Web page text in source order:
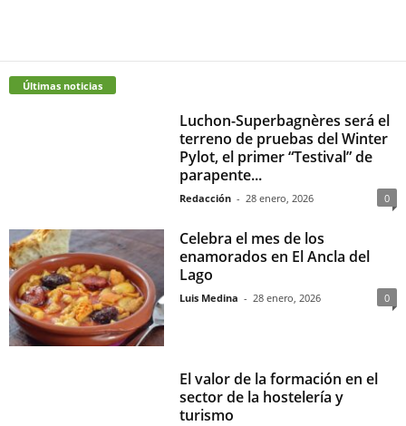
Últimas noticias
Luchon-Superbagnères será el
terreno de pruebas del Winter
Pylot, el primer “Testival” de
parapente...
Redacción - 28 enero, 2026 0
Celebra el mes de los
enamorados en El Ancla del
Lago
Luis Medina - 28 enero, 2026 0
El valor de la formación en el
sector de la hostelería y
turismo